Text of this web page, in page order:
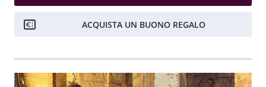
ACQUISTA UN BUONO REGALO